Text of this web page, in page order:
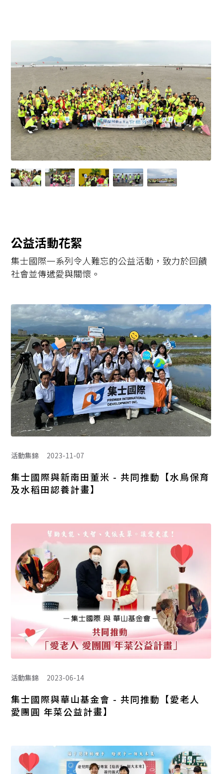
公益活動花絮
集士國際一系列令人難忘的公益活動，致力於回饋
社會並傳遞愛與關懷。
活動集錦 2023-11-07
集士國際與新南田董米 - 共同推動【水鳥保育
及水稻田認養計畫】
活動集錦 2023-06-14
集士國際與華山基金會 - 共同推動【愛老人
愛團圓 年菜公益計畫】